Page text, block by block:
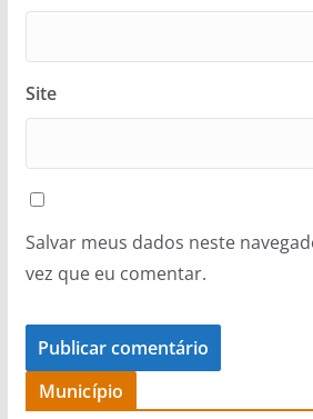
Site
Salvar meus dados neste
vez que eu comentar.
Município